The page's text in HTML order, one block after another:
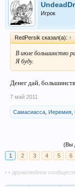
Игрок
RedPersik сказал(а): ↑
В июле большинство
Я буду.
Денег дай,
7 май 2011
Самасиасса Иеремия
(Вы
1
2 3 4 5 6
сообщество •